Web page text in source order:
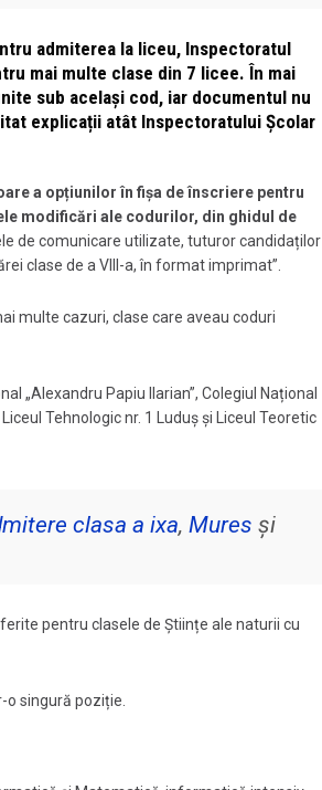
admiterea la liceu, Inspectoratul
mai multe clase din 7 licee. În mai
sub același cod, iar documentul nu
explicații atât Inspectoratului Școlar
a opțiunilor în fișa de înscriere pentru
modificări ale codurilor, din ghidul de
de comunicare utilizate, tuturor candidaților
clase de a VIII-a, în format imprimat”.
multe cazuri, clase care aveau coduri
„Alexandru Papiu Ilarian”, Colegiul Național
Tehnologic nr. 1 Luduș și Liceul Teoretic
clasa a ixa, Mures și
pentru clasele de Științe ale naturii cu
singură poziție.